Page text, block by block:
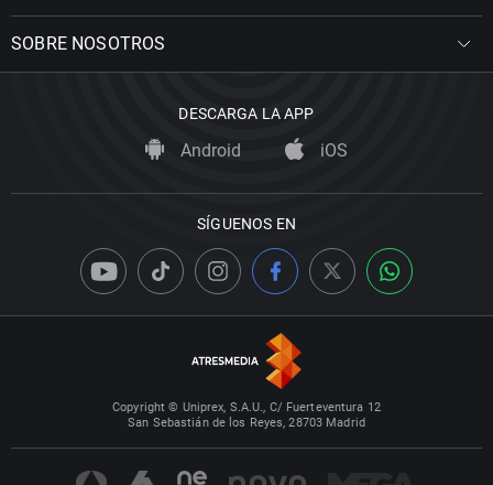
SOBRE NOSOTROS
DESCARGA LA APP
Android iOS
SÍGUENOS EN
Copyright © Uniprex, S.A.U., C/ Fuerteventura 12
San Sebastián de los Reyes, 28703 Madrid